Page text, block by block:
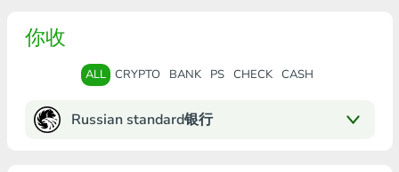
你收
ALL CRYPTO BANK PS CHECK CASH
Russian standard银行